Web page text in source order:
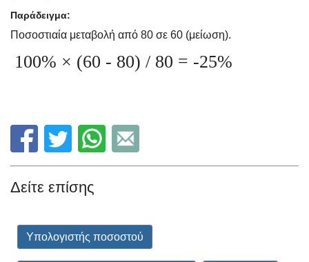
Παράδειγμα:
Ποσοστιαία μεταβολή από 80 σε 60 (μείωση).
100% × (60 - 80) / 80 = -25%
Δείτε επίσης
Υπολογιστής ποσοστού